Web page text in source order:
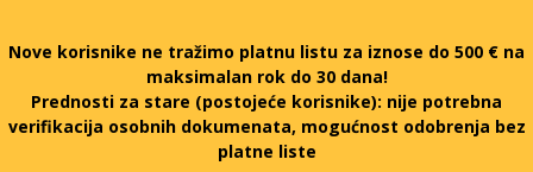
Nove korisnike ne tražimo platnu listu za iznose do 500 € na
maksimalan rok do 30 dana!
Prednosti za stare (postojeće korisnike): nije potrebna
verifikacija osobnih dokumenata, mogućnost odobrenja bez
platne liste